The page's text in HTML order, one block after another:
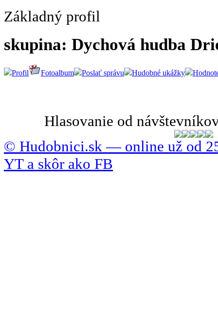
Základný profil
skupina: Dychová hudba
Profil Fotoalbum Poslať správu Hudobné ukážky
Hlasovanie od
© Hudobnici.sk — online už od
YT a skôr ako FB